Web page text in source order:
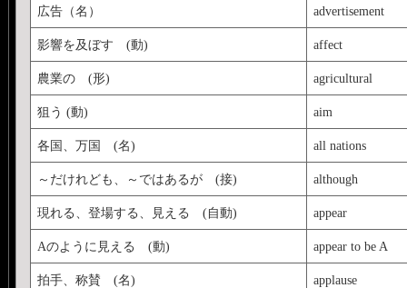
広告（名） advertisement
影響を及ぼす (動) affect
農業の (形) agricultural
狙う (動) aim
各国、万国 (名) all nations
～だけれども、～ではあるが (接) although
現れる、登場する、見える (自動) appear
Aのように見える (動) appear to be A
拍手、称賛 (名) applause